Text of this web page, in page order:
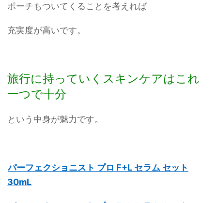
ポーチもついてくることを考えれば
充実度が高いです。
旅行に持っていくスキンケアはこれ
一つで十分
という中身が魅力です。
パーフェクショニスト プロ F+L セラム セット
30mL